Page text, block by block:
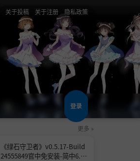
关于投稿 关于注册 隐私政策
登录
更多 »
《绿石守卫者》v0.5.17-Build
24555849官中免安装-简中6.6